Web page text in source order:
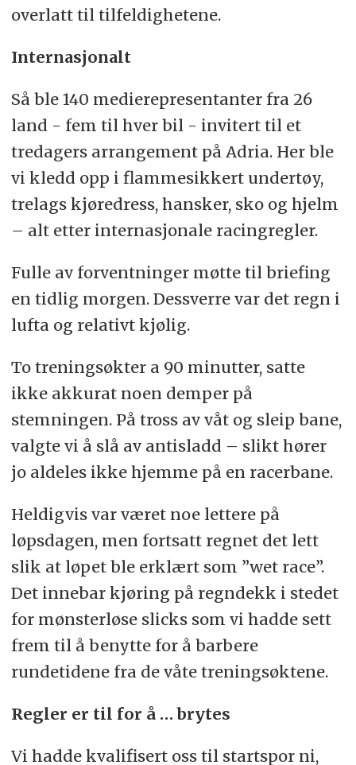
overlatt til tilfeldighetene.
Internasjonalt
Så ble 140 medierepresentanter fra 26
land - fem til hver bil - invitert til et
tredagers arrangement på Adria. Her ble
vi kledd opp i flammesikkert undertøy,
trelags kjøredress, hansker, sko og hjelm
– alt etter internasjonale racingregler.
Fulle av forventninger møtte til briefing
en tidlig morgen. Dessverre var det regn i
lufta og relativt kjølig.
To treningsøkter a 90 minutter, satte
ikke akkurat noen demper på
stemningen. På tross av våt og sleip bane,
valgte vi å slå av antisladd – slikt hører
jo aldeles ikke hjemme på en racerbane.
Heldigvis var været noe lettere på
løpsdagen, men fortsatt regnet det lett
slik at løpet ble erklært som ”wet race”.
Det innebar kjøring på regndekk i stedet
for mønsterløse slicks som vi hadde sett
frem til å benytte for å barbere
rundetidene fra de våte treningsøktene.
Regler er til for å … brytes
Vi hadde kvalifisert oss til startspor ni,